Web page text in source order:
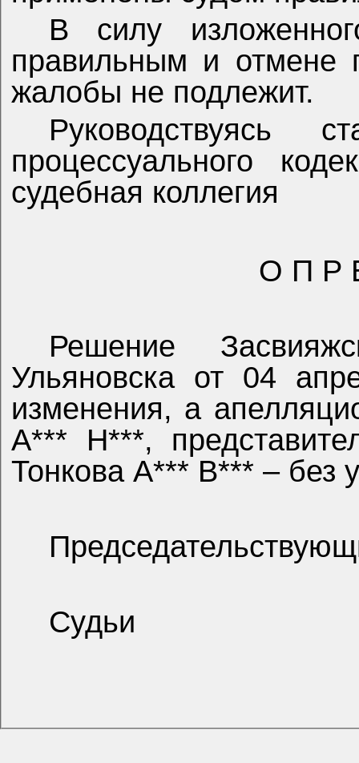
В силу
правильным и отмене
жалобы не подлежит.
Руководствуясь
процессуального
судебная коллегия
О П Р
Решение
Ульяновска от 04
изменения, а
А*** Н***,
Тонкова А*** В*** – без
Судьи